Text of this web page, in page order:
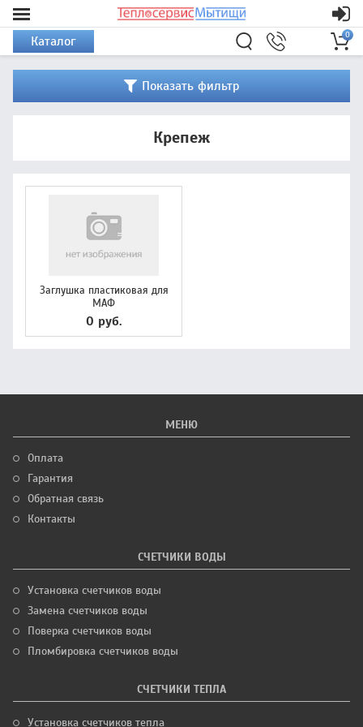
Каталог 0
Показать фильтр
Крепеж
Заглушка пластиковая для
МАФ
0 руб.
МЕНЮ
Оплата
Гарантия
Обратная связь
Контакты
СЧЕТЧИКИ ВОДЫ
Установка счетчиков воды
Замена счетчиков воды
Поверка счетчиков воды
Пломбировка счетчиков воды
СЧЕТЧИКИ ТЕПЛА
Установка счетчиков тепла